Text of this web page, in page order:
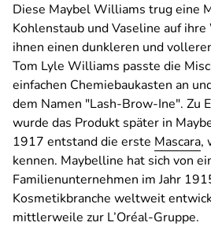
Diese Maybel Williams trug eine
Kohlenstaub und Vaseline auf
ihnen einen dunkleren und
Tom Lyle Williams passte die
einfachen Chemiebaukasten an
dem Namen "Lash-Brow-Ine". Zu
wurde das Produkt später in
1917 entstand die erste Mascara,
kennen. Maybelline hat sich von
Familienunternehmen im Jahr
Kosmetikbranche weltweit
mittlerweile zur L’Oréal-Gruppe.